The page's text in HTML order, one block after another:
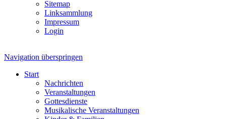
Sitemap
Linksammlung
Impressum
Login
Navigation überspringen
Start
Nachrichten
Veranstaltungen
Gottesdienste
Musikalische Veranstaltungen